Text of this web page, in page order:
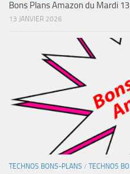
Bons Plans Amazon du Mardi
13 JANVIER 2026
TECHNOS BONS-PLANS / TECHNOS